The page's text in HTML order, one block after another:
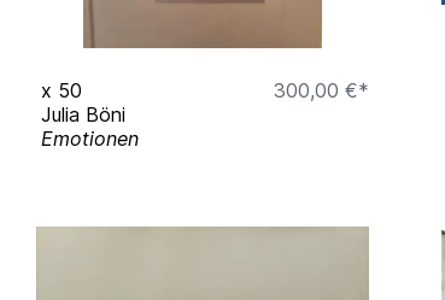
x 50
300,00 €*
Julia Böni
Emotionen